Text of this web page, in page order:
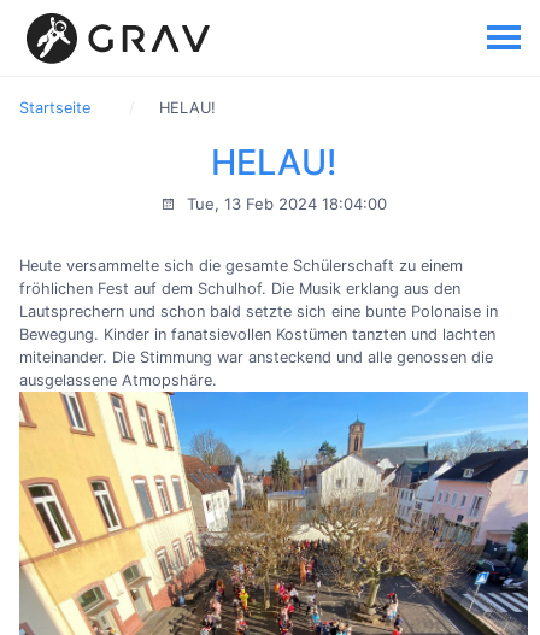
Startseite HELAU!
HELAU!
Tue, 13 Feb 2024 18:04:00
Heute versammelte sich die gesamte Schülerschaft zu einem
fröhlichen Fest auf dem Schulhof. Die Musik erklang aus den
Lautsprechern und schon bald setzte sich eine bunte Polonaise in
Bewegung. Kinder in fanatsievollen Kostümen tanzten und lachten
miteinander. Die Stimmung war ansteckend und alle genossen die
ausgelassene Atmopshäre.